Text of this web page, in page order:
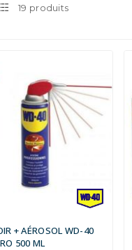
19 produits
+ AÉROSOL WD-40
500 ML